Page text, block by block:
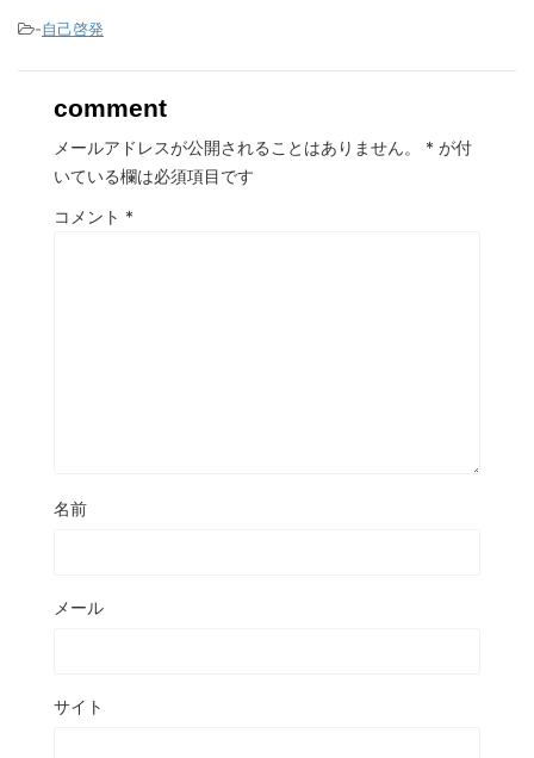
-自己啓発
comment
メールアドレスが公開されることはありません。 * が付
いている欄は必須項目です
コメント *
名前
メール
サイト